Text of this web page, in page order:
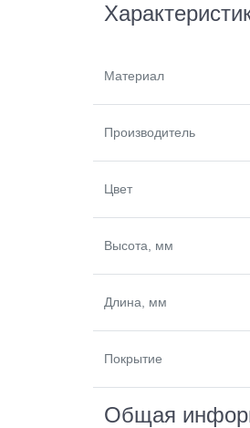
Материал
Производитель
Цвет
Высота, мм
Длина, мм
Покрытие
Общая